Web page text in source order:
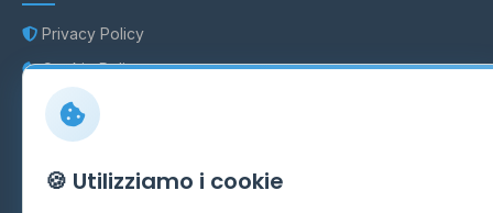
Privacy Policy
Cookie Policy
Preferenze Cookie
Mappa del sito
Contattaci
🍪 Utilizziamo i cookie